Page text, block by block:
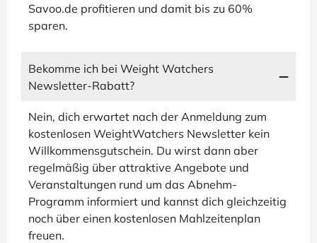
Savoo.de profitieren und damit bis zu 60%
sparen.
Bekomme ich bei Weight Watchers
Newsletter-Rabatt?
Nein, dich erwartet nach der Anmeldung zum
kostenlosen WeightWatchers Newsletter kein
Willkommensgutschein. Du wirst dann aber
regelmäßig über attraktive Angebote und
Veranstaltungen rund um das Abnehm-
Programm informiert und kannst dich gleichzeitig
noch über einen kostenlosen Mahlzeitenplan
freuen.